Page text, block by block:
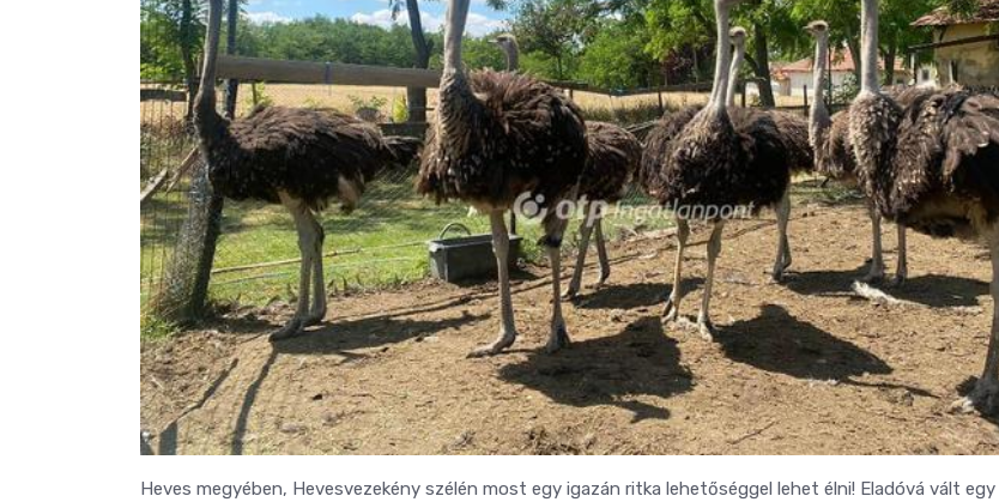
Heves megyében, Hevesvezekény szélén most egy igazán ritka lehetőséggel lehet élni! Eladóvá vált egy